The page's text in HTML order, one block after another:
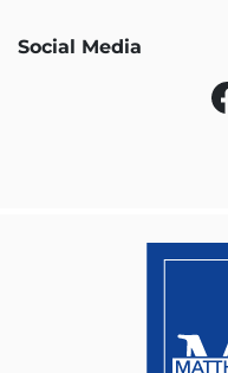
Social Media